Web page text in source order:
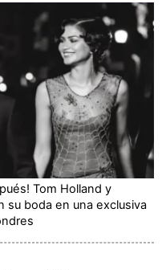
Tom Holland y
su boda en una exclusiva